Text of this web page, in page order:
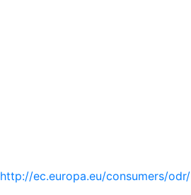
http://ec.europa.eu/consumers/odr/